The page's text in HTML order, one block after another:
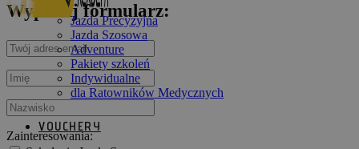
Jazda Precyzyjna
Jazda Szosowa
Adventure
Pakiety szkoleń
Indywidualne
dla Ratowników Medycznych
VOUCHERY
Wypełnij formularz:
Zainteresowania: